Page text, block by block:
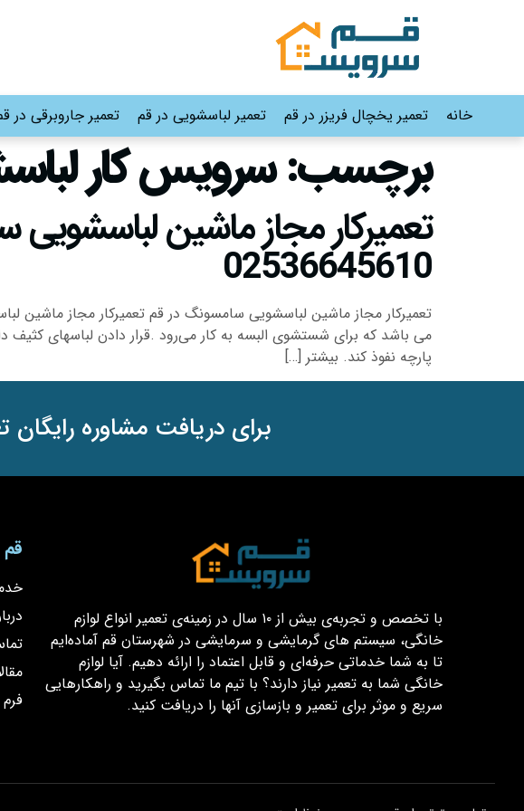
خانه تعمیر یخچال فریزر در قم تعمیر لباسشویی در قم تعمیر جاروبرقی در
برچسب:سرویس کار
02536645610
تعمیرکار مجاز ماشین لباسشویی سامسونگ در قم تعمیرکار مجاز
می باشد که برای شستشوی البسه به کار می‌رود .قرار دادن لباسهای
پارچه نفوذ کند. بیشتر […]
برای دریافت مشاوره
با تخصص و تجربه‌ی بیش از ۱۰ سال در زمینه‌ی تعمیر انواع لوازم
خانگی، سیستم های گرمایشی و سرمایشی در شهرستان قم آماده‌ایم
تا به شما خدماتی حرفه‌ای و قابل اعتماد را ارائه دهیم. آیا لوازم
خانگی شما به تعمیر نیاز دارند؟ با تیم ما تماس بگیرید و راهکارهایی
سریع و موثر برای تعمیر و بازسازی آنها را دریافت کنید.